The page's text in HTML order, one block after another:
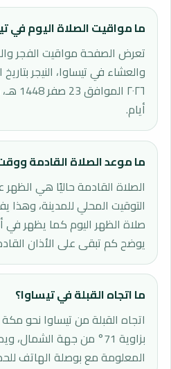
ما مواقيت الصلاة اليوم في
تعرض الصفحة مواقيت الفجر
أيام.
ما موعد الصلاة القادمة
التوقيت المحلي للمدينة،
صلاة الظهر اليوم كما يظهر في
يوضح كم تبقى على الأذان
ما اتجاه القبلة في تيساوا؟
اتجاه القبلة من تيساوا نحو
بزاوية 71° من جهة
المعلومة مع بوصلة الهاتف